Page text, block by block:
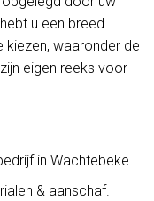
u een breed
waaronder de
eigen reeks voor-
in Wachtebeke.
& aanschaf.